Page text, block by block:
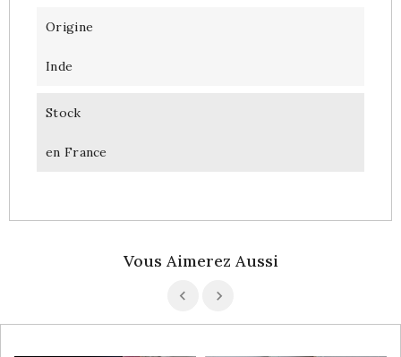
Origine
Inde
Stock
en France
Vous Aimerez Aussi